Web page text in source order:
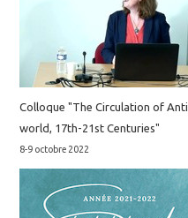
Colloque "The Circulation of
world, 17th-21st Centuries"
8-9 octobre 2022